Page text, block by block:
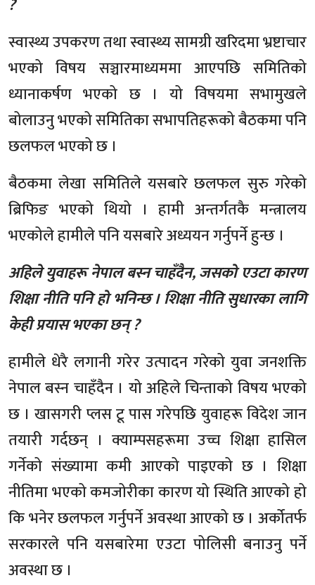
?
स्वास्थ्य उपकरण तथा स्वास्थ्य सामग्री खरिदमा भ्रष्टाचार
भएको विषय सञ्चारमाध्यममा आएपछि समितिको
ध्यानाकर्षण भएको छ । यो विषयमा सभामुखले
बोलाउनु भएको समितिका सभापतिहरूको बैठकमा पनि
छलफल भएको छ ।
बैठकमा लेखा समितिले यसबारे छलफल सुरु गरेको
ब्रिफिङ भएको थियो । हामी अन्तर्गतकै मन्त्रालय
भएकोले हामीले पनि यसबारे अध्ययन गर्नुपर्ने हुन्छ ।
अहिले युवाहरू नेपाल बस्न चाहँदैन, जसको एउटा कारण
शिक्षा नीति पनि हो भनिन्छ । शिक्षा नीति सुधारका लागि
केही प्रयास भएका छन् ?
हामीले धेरै लगानी गरेर उत्पादन गरेको युवा जनशक्ति
नेपाल बस्न चाहँदैन । यो अहिले चिन्ताको विषय भएको
छ । खासगरी प्लस टू पास गरेपछि युवाहरू विदेश जान
तयारी गर्दछन् । क्याम्पसहरूमा उच्च शिक्षा हासिल
गर्नेको संख्यामा कमी आएको पाइएको छ । शिक्षा
नीतिमा भएको कमजोरीका कारण यो स्थिति आएको हो
कि भनेर छलफल गर्नुपर्ने अवस्था आएको छ । अर्कोतर्फ
सरकारले पनि यसबारेमा एउटा पोलिसी बनाउनु पर्ने
अवस्था छ ।